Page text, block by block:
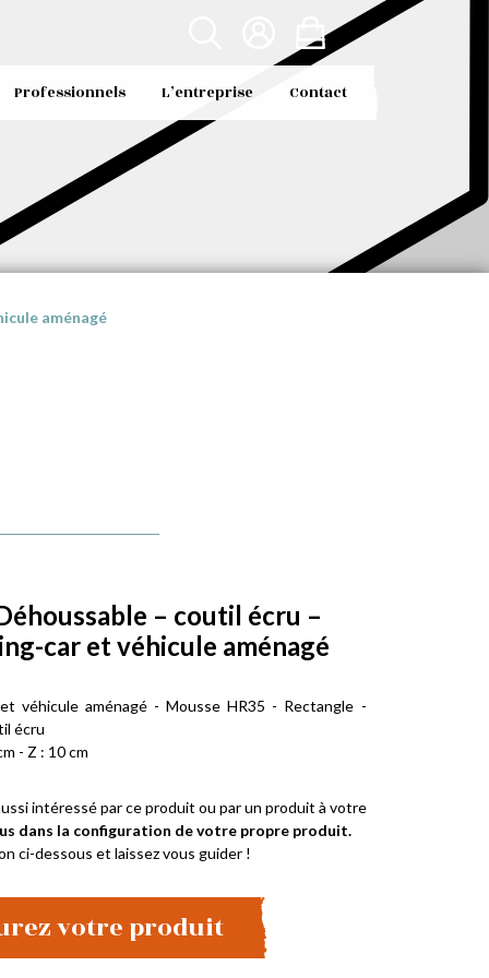
Professionnels L’entreprise Contact
aménagé
– coutil écru –
car et véhicule aménagé
véhicule aménagé - Mousse HR35 - Rectangle -
écru
- Z : 10 cm
intéressé par ce produit ou par un produit à votre
dans la configuration de votre propre produit.
ci-dessous et laissez vous guider !
votre produit